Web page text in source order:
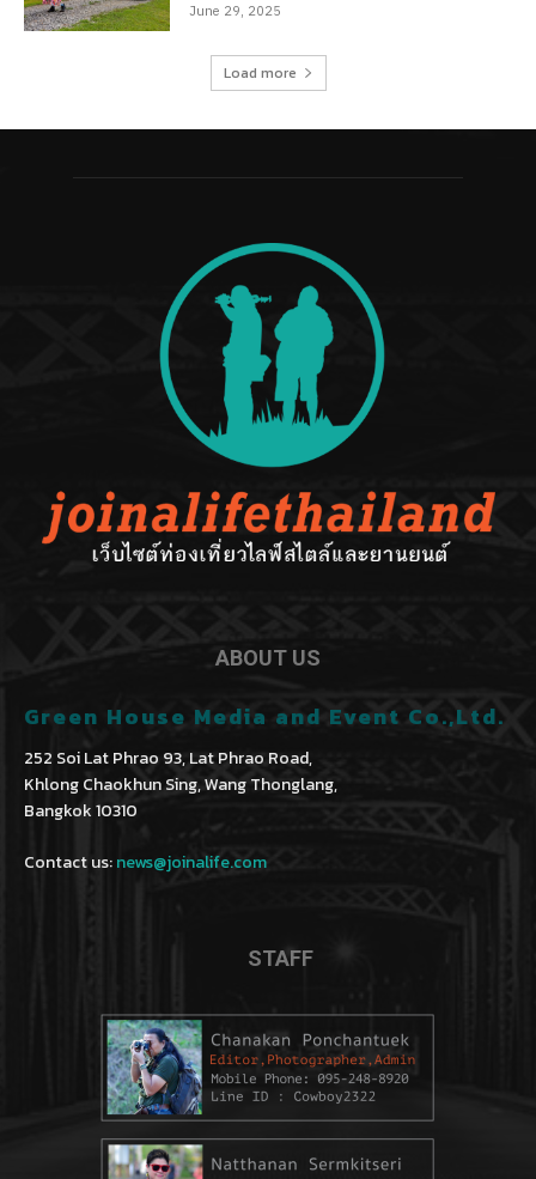
June 29, 2025
Load more
ABOUT US
Green House Media and Event Co.,Ltd.
252 Soi Lat Phrao 93, Lat Phrao Road,
Khlong Chaokhun Sing, Wang Thonglang,
Bangkok 10310
Contact us:news@joinalife.com
STAFF